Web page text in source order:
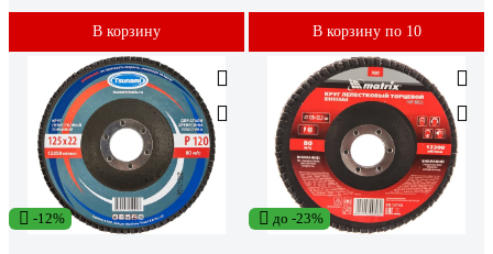
В корзину В корзину по 10
-12% до -23%